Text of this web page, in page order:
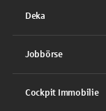
Deka
Jobbörse
Cockpit Immobilie